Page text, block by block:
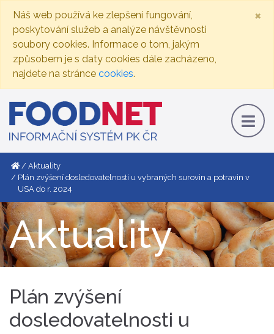
Náš web používá ke zlepšení fungování,
poskytování služeb a analýze návštěvnosti
soubory cookies. Informace o tom, jakým
způsobem je s daty cookies dále zacházeno,
najdete na stránce cookies.
×
Aktuality
Plán zvýšení dosledovatelnosti u vybraných surovin a potravin v
USA do r. 2024
Aktuality
Plán zvýšení
dosledovatelnosti u